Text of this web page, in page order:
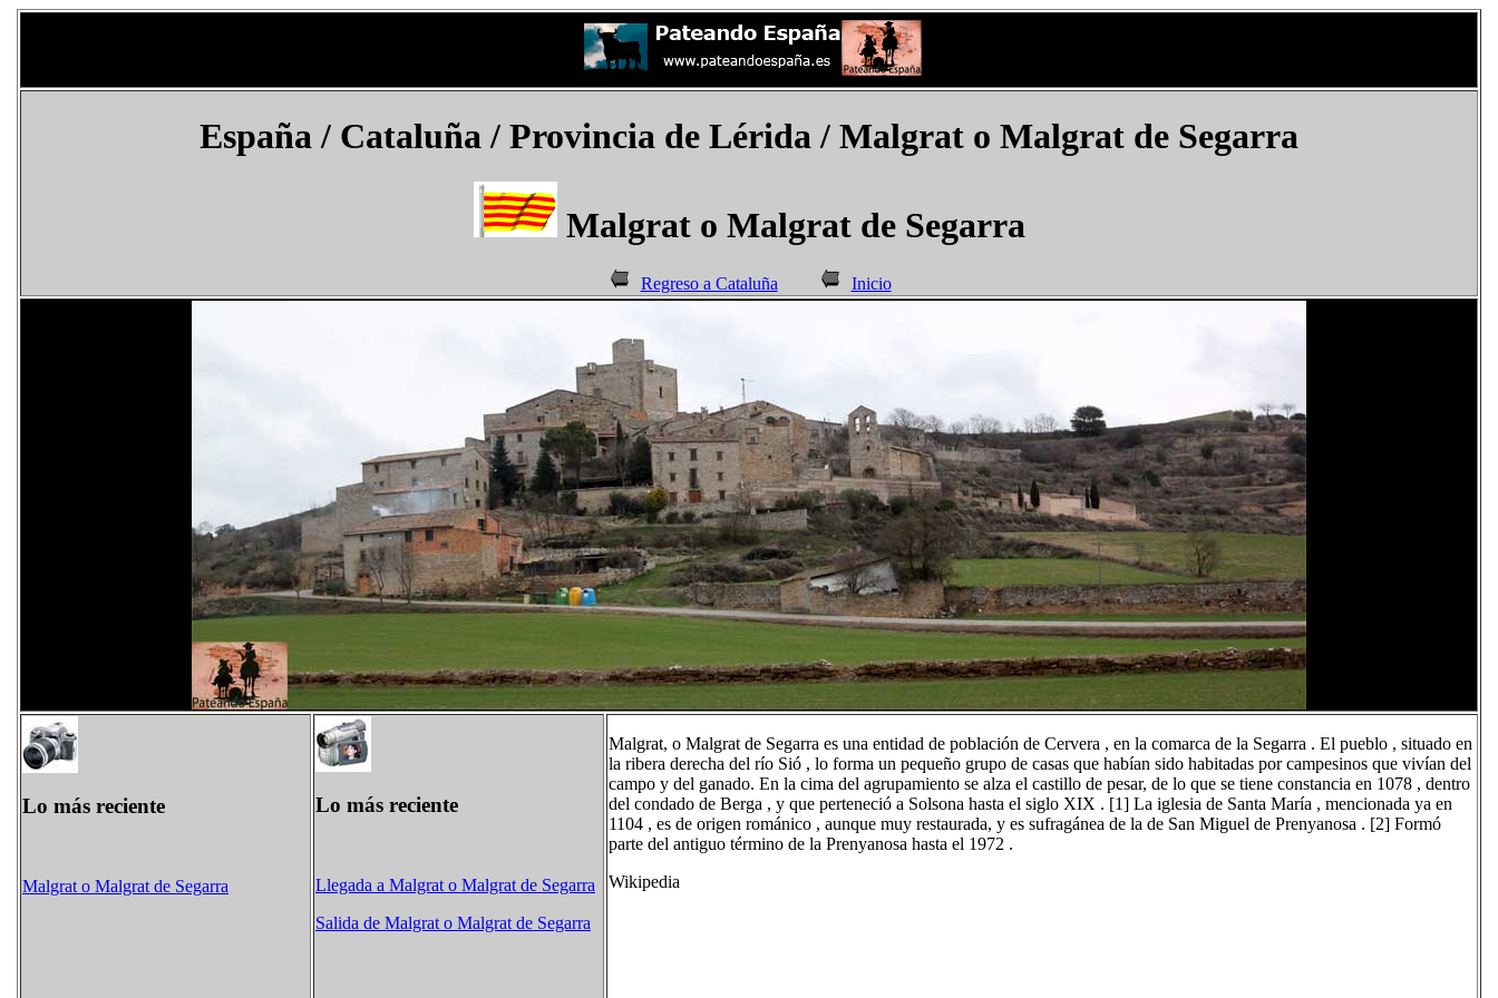
España/ Cataluña / Provincia de Lérida / Malgrat o Malgrat de Segarra
Malgrat o Malgrat de Segarra
Regreso a Cataluña Inicio
Lo más reciente
Malgrat o Malgrat de Segarra
Lo más reciente
Llegada a Malgrat o Malgrat de Segarra
Salida de Malgrat o Malgrat de Segarra
Malgrat, o Malgrat de Segarra es una entidad de población de Cervera , en la comarca de la Segarra . El pueblo , situado en
la ribera derecha del río Sió , lo forma un pequeño grupo de casas que habían sido habitadas por campesinos que vivían del
campo y del ganado. En la cima del agrupamiento se alza el castillo de pesar, de lo que se tiene constancia en 1078 , dentro
del condado de Berga , y que perteneció a Solsona hasta el siglo XIX . [1] La iglesia de Santa María , mencionada ya en
1104 , es de origen románico , aunque muy restaurada, y es sufragánea de la de San Miguel de Prenyanosa . [2] Formó
parte del antiguo término de la Prenyanosa hasta el 1972 .
Wikipedia